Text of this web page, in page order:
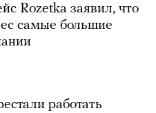
Rozetka заявил, что
самые большие
работать